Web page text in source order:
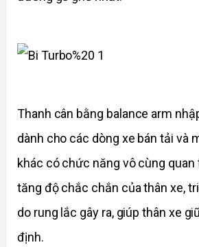
Thanh cân bằng balance arm
dành cho các dòng xe bán tải và
khác có chức năng vô cùng
tăng độ chắc chắn của thân xe,
do rung lắc gây ra, giúp thân xe
định.